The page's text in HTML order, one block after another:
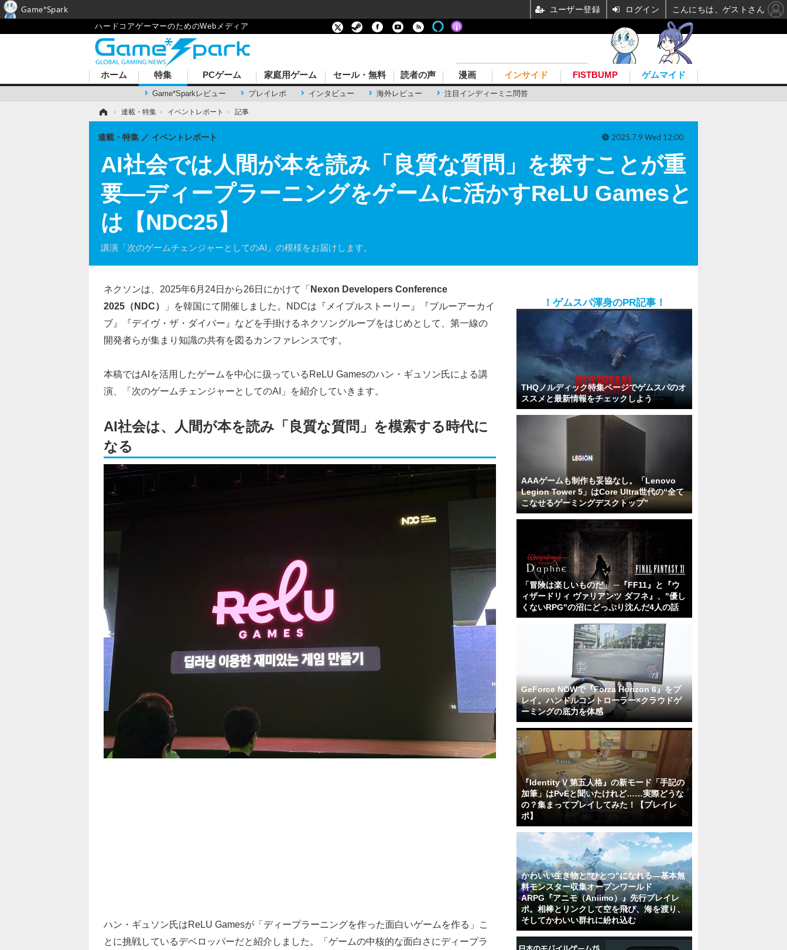
ハードコアゲーマーのためのWebメディア
ホーム 特集
Game*Sparkレビュー プレイレポ インタビュー 海外レビュー 注目インディーミニ問答
PCゲーム 家庭用ゲーム セール・無料 読者の声 漫画 インサイド FISTBUMP ゲムマイド
› 連載・特集 › イベントレポート › 記事
AI社会では人間が本を読み「良質な質問」を探すことが重
要―ディープラーニングをゲームに活かすReLU Gamesと
は【NDC25】
講演「次のゲームチェンジャーとしてのAI」の模様をお届けします。
連載・特集 イベントレポート 2025.7.9 Wed 12:00
ネクソンは、2025年6月24日から26日にかけて「Nexon Developers Conference
2025（NDC）
」を韓国にて開催しました。NDCは『メイプルストーリー』『ブルーアーカイ
ブ』『デイヴ・ザ・ダイバー』などを手掛けるネクソングループをはじめとして、第一線の
開発者らが集まり知識の共有を図るカンファレンスです。
本稿ではAIを活用したゲームを中心に扱っているReLU Gamesのハン・ギュソン氏による講
演、「次のゲームチェンジャーとしてのAI」を紹介していきます。
AI社会は、人間が本を読み「良質な質問」を模索する時代に
なる
ハン・ギュソン氏はReLU Gamesが「ディープラーニングを作った面白いゲームを作る」こ
とに挑戦しているデベロッパーだと紹介しました。「ゲームの中核的な面白さにディープラ
！ゲムスパ渾身のPR記事！
THQノルディック特集ページでゲムスパのオ
ススメと最新情報をチェックしよう
AAAゲームも制作も妥協なし。「Lenovo
Legion Tower 5」はCore Ultra世代の“全て
こなせるゲーミングデスクトップ”
「冒険は楽しいものだ」 ─『FF11』と『ウ
ィザードリィ ヴァリアンツ ダフネ』、"優し
くないRPG"の沼にどっぷり沈んだ4人の話
GeForce NOWで『Forza Horizon 6』をプ
レイ。ハンドルコントローラー×クラウドゲ
ーミングの底力を体感
『Identity V 第五人格』の新モード「手記の
加筆」はPvEと聞いたけれど……実際どうな
の？集まってプレイしてみた！【プレイレ
ポ】
かわいい生き物と"ひとつ"になれる―基本無
料モンスター収集オープンワールド
ARPG『アニモ（Aniimo）』先行プレイレ
ポ。相棒とリンクして空を飛び、海を渡り、
そしてかわいい群れに紛れ込む
Game*Spark ユーザー登録 ログイン こんにちは、ゲストさん